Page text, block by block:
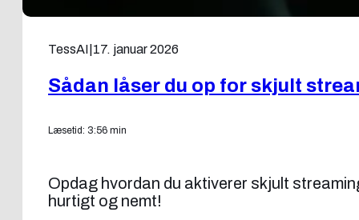
TessAI 17. januar 2026
Sådan låser du op for skjult
Læsetid: 3:56 min
Opdag hvordan du aktiverer skjult
hurtigt og nemt!